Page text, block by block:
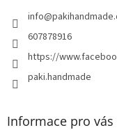
info@
607878916
https://
paki.handmade
Informace pro vás